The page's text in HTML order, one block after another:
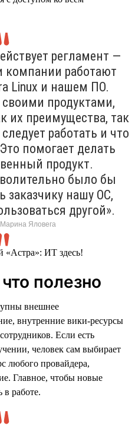
регламент —
компании работают
Linux и нашем ПО.
своими продуктами,
их преимущества, так
работать и что
помогает делать
продукт.
было бы
заказчику нашу ОС,
другой».
Марина Яловега
полезно
внешнее
внутренние вики-ресурсы
Если есть
человек сам выбирает
любого провайдера,
Главное, чтобы новые
работе.